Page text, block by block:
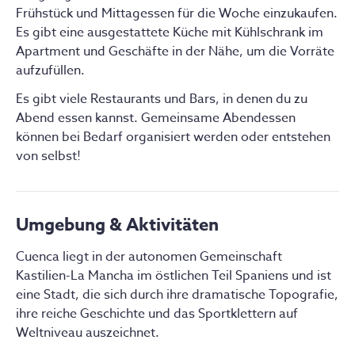
(US 5.9/5.10)
Geeignet NUR für Frauen oder Mädchen ab 15
Jahren
Der Kurs kann von Einzelpersonen oder Gruppen
Körperliche Intensität: mittel/hoch
Detaillierte technische Daten des Kletterkurses:
Auswahl der richtigen Ausrüstung für das beste
Grundlegendes Verständnis von Outdoor-Risiken
(damit du jeden Tag sicher nach Hause kommst)
Richtiges Sichern von Vorstiegstechniken,
dynamisches Auffangen von Stürzen
Einrichten von Toprope-Seilen
Vorstiegstechniken (effizientes Clippen, Reinigen
von Ankern, ...)
teilst die Gemeinschaftsräume wie Küche, Bad und
Wohnzimmer mit den anderen Kletterern und
Betreuern.
vereinfachen, werdenGemeinschaftsunterkünfte mit
Selbstverpflegungbevorzugt, wobei die genaue
Anzahl der Unterkünfte an die Größe der Gruppe
angepasst wird.
Frühstück und Mittagessen für die Woche einzukaufen.
Es gibt eine ausgestattete Küche mit Kühlschrank im
Apartment und Geschäfte in der Nähe, um die Vorräte
aufzufüllen.
Es gibt viele Restaurants und Bars, in denen du zu
Abend essen kannst. Gemeinsame Abendessen
können bei Bedarf organisiert werden oder entstehen
von selbst!
Umgebung & Aktivitäten
Cuenca liegt in der autonomen Gemeinschaft
Kastilien-La Mancha im östlichen Teil Spaniens und ist
eine Stadt, die sich durch ihre dramatische Topografie,
ihre reiche Geschichte und das Sportklettern auf
Weltniveau auszeichnet.